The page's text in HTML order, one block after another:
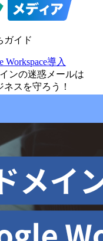
ガイド
Workspace導入
ンの迷惑メールは
ネスを守ろう！